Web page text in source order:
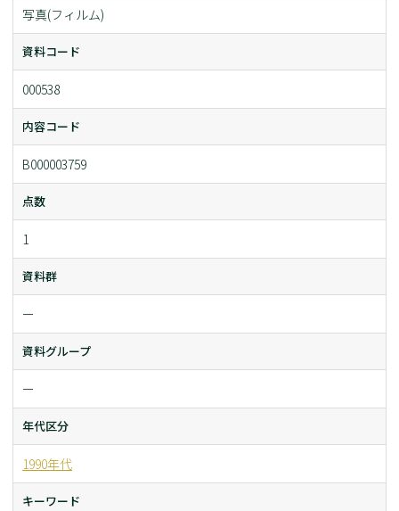
写真(フィルム)
資料コード
000538
内容コード
B000003759
点数
1
資料群
ー
資料グループ
ー
年代区分
1990年代
キーワード